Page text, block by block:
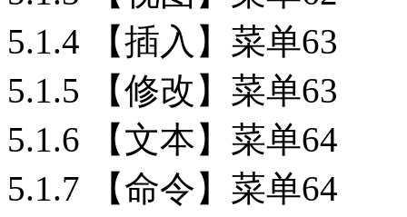
5.1.4 【插入】菜单63
5.1.5 【修改】菜单63
5.1.6 【文本】菜单64
5.1.7 【命令】菜单64